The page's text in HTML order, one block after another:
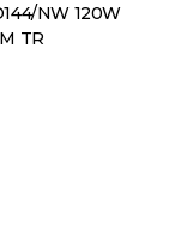
NW 120W
TR